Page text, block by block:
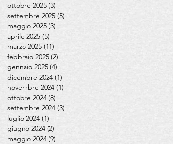
ottobre 2025 (3)
settembre 2025 (5)
maggio 2025 (3)
aprile 2025 (5)
marzo 2025 (11)
febbraio 2025 (2)
gennaio 2025 (4)
dicembre 2024 (1)
novembre 2024 (1)
ottobre 2024 (8)
settembre 2024 (3)
luglio 2024 (1)
giugno 2024 (2)
maggio 2024 (9)